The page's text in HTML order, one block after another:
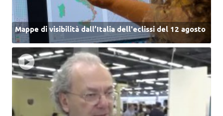
Mappe di visibilità dall’Italia dell'eclissi del 12 agosto